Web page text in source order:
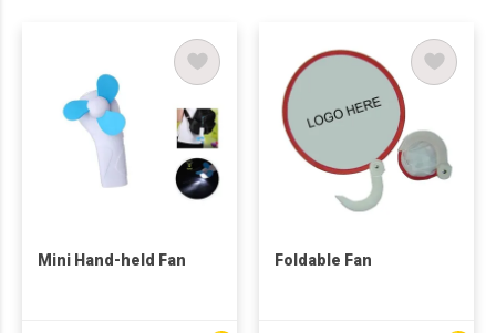
Mini Hand-held Fan Foldable Fan